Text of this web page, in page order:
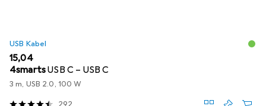
USB Kabel
EUR
15,04
4smartsUSB C – USB C
3 m, USB 2.0, 100 W
292